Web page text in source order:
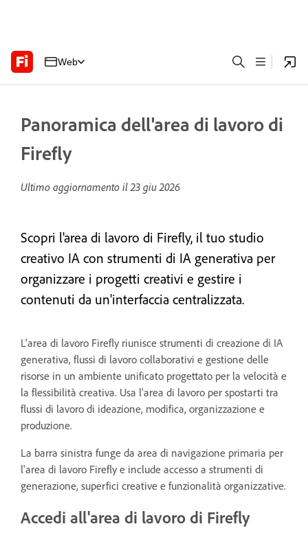
Web
Panoramica dell'area di lavoro di
Firefly
Ultimo aggiornamento il23 giu 2026
Scopri l'area di lavoro di Firefly, il tuo studio
creativo IA con strumenti di IA generativa per
organizzare i progetti creativi e gestire i
contenuti da un'interfaccia centralizzata.
L'area di lavoro Firefly riunisce strumenti di creazione di IA
generativa, flussi di lavoro collaborativi e gestione delle
risorse in un ambiente unificato progettato per la velocità e
la flessibilità creativa. Usa l'area di lavoro per spostarti tra
flussi di lavoro di ideazione, modifica, organizzazione e
produzione.
La barra sinistra funge da area di navigazione primaria per
l'area di lavoro Firefly e include accesso a strumenti di
generazione, superfici creative e funzionalità organizzative.
Accedi all'area di lavoro di Firefly